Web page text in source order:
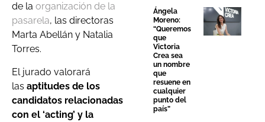
de la organización de la
pasarela, las directoras
Marta Abellán y Natalia
Torres.
El jurado valorará
las aptitudes de los
candidatos relacionadas
con el ‘acting’ y la
Ángela
Moreno:
“Queremos
que
Victoria
Crea sea
un nombre
que
resuene en
cualquier
punto del
país”